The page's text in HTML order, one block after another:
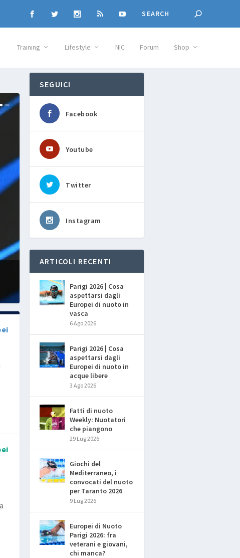
Training Lifestyle NIC Forum Shop
SEGUICI
Facebook
Youtube
Twitter
Instagram
ARTICOLI RECENTI
Parigi 2026 | Cosa
aspettarsi dagli
Europei di nuoto in
vasca
6 Ago 2026
Parigi 2026 | Cosa
aspettarsi dagli
Europei di nuoto in
acque libere
3 Ago 2026
Fatti di nuoto
Weekly: Nuotatori
che piangono
29 Lug 2026
Giochi del
Mediterraneo, i
convocati del nuoto
per Taranto 2026
9 Lug 2026
Europei di Nuoto
Parigi 2026: fra
veterani e giovani,
chi manca?